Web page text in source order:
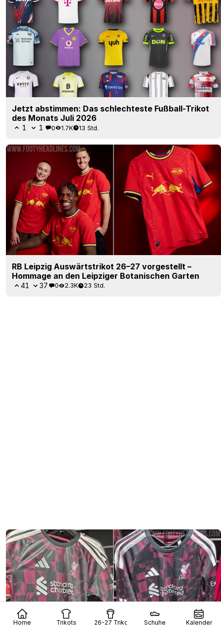
Home Trikots 26-27 Trikots Schuhe Kalender
Jetzt abstimmen: Das schlechteste Fußball-Trikot
des Monats Juli 2026
1 1 0 1.7K 13 Std.
RB Leipzig Auswärtstrikot 26–27 vorgestellt –
Hommage an den Leipziger Botanischen Garten
41 37 0 2.3K 23 Std.